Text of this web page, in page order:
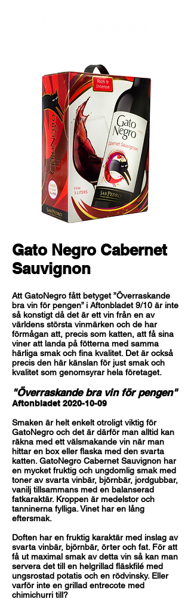
Gato Negro Cabernet
Sauvignon
Att GatoNegro fått betyget ”Överraskande
bra vin för pengen” i Aftonbladet 9/10 är inte
så konstigt då det är ett vin från en av
världens största vinmärken och de har
förmågan att, precis som katten, att få sina
viner att landa på fötterna med samma
härliga smak och fina kvalitet. Det är också
precis den här känslan för just smak och
kvalitet som genomsyrar hela företaget.
"Överraskande bra vin för pengen"
Aftonbladet 2020-10-09
Smaken är helt enkelt otroligt viktig för
GatoNegro och det är därför man alltid kan
räkna med ett välsmakande vin när man
hittar en box eller flaska med den svarta
katten. GatoNegro Cabernet Sauvignon har
en mycket fruktig och ungdomlig smak med
toner av svarta vinbär, björnbär, jordgubbar,
vanilj tillsammans med en balanserad
fatkaraktär. Kroppen är medelstor och
tanninerna fylliga. Vinet har en lång
eftersmak.
Doften har en fruktig karaktär med inslag av
svarta vinbär, björnbär, örter och fat. För att
få ut maximal smak av detta vin så kan man
servera det till en helgrillad fläskfilé med
ungsrostad potatis och en rödvinsky. Eller
varför inte en grillad entrecote med
chimichurri till?